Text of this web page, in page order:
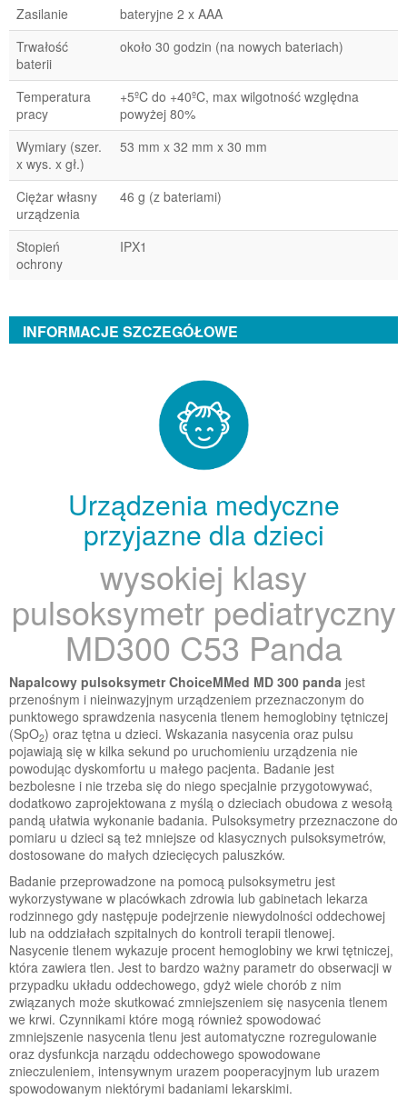
Zasilanie
bateryjne 2 x AAA
Trwałość
baterii
około 30 godzin (na nowych bateriach)
Temperatura
pracy
+5ºC do +40ºC, max wilgotność względna
powyżej 80%
Wymiary (szer.
x wys. x gł.)
53 mm x 32 mm x 30 mm
Ciężar własny
urządzenia
46 g (z bateriami)
Stopień
ochrony
IPX1
INFORMACJE SZCZEGÓŁOWE
Urządzenia medyczne
przyjazne dla dzieci
wysokiej klasy
pulsoksymetr pediatryczny
MD300 C53 Panda
Napalcowy pulsoksymetr ChoiceMMed MD 300 panda jest
przenośnym i nieinwazyjnym urządzeniem przeznaczonym do
punktowego sprawdzenia nasycenia tlenem hemoglobiny tętniczej
(SpO2) oraz tętna u dzieci. Wskazania nasycenia oraz pulsu
pojawiają się w kilka sekund po uruchomieniu urządzenia nie
powodując dyskomfortu u małego pacjenta. Badanie jest
bezbolesne i nie trzeba się do niego specjalnie przygotowywać,
dodatkowo zaprojektowana z myślą o dzieciach obudowa z wesołą
pandą ułatwia wykonanie badania. Pulsoksymetry przeznaczone do
pomiaru u dzieci są też mniejsze od klasycznych pulsoksymetrów,
dostosowane do małych dziecięcych paluszków.
Badanie przeprowadzone na pomocą pulsoksymetru jest
wykorzystywane w placówkach zdrowia lub gabinetach lekarza
rodzinnego gdy następuje podejrzenie niewydolności oddechowej
lub na oddziałach szpitalnych do kontroli terapii tlenowej.
Nasycenie tlenem wykazuje procent hemoglobiny we krwi tętniczej,
która zawiera tlen. Jest to bardzo ważny parametr do obserwacji w
przypadku układu oddechowego, gdyż wiele chorób z nim
związanych może skutkować zmniejszeniem się nasycenia tlenem
we krwi. Czynnikami które mogą również spowodować
zmniejszenie nasycenia tlenu jest automatyczne rozregulowanie
oraz dysfunkcja narządu oddechowego spowodowane
znieczuleniem, intensywnym urazem pooperacyjnym lub urazem
spowodowanym niektórymi badaniami lekarskimi.